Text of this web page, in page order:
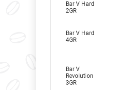
Bar V Hard
2GR
Bar V Hard
4GR
Bar V
Revolution
3GR